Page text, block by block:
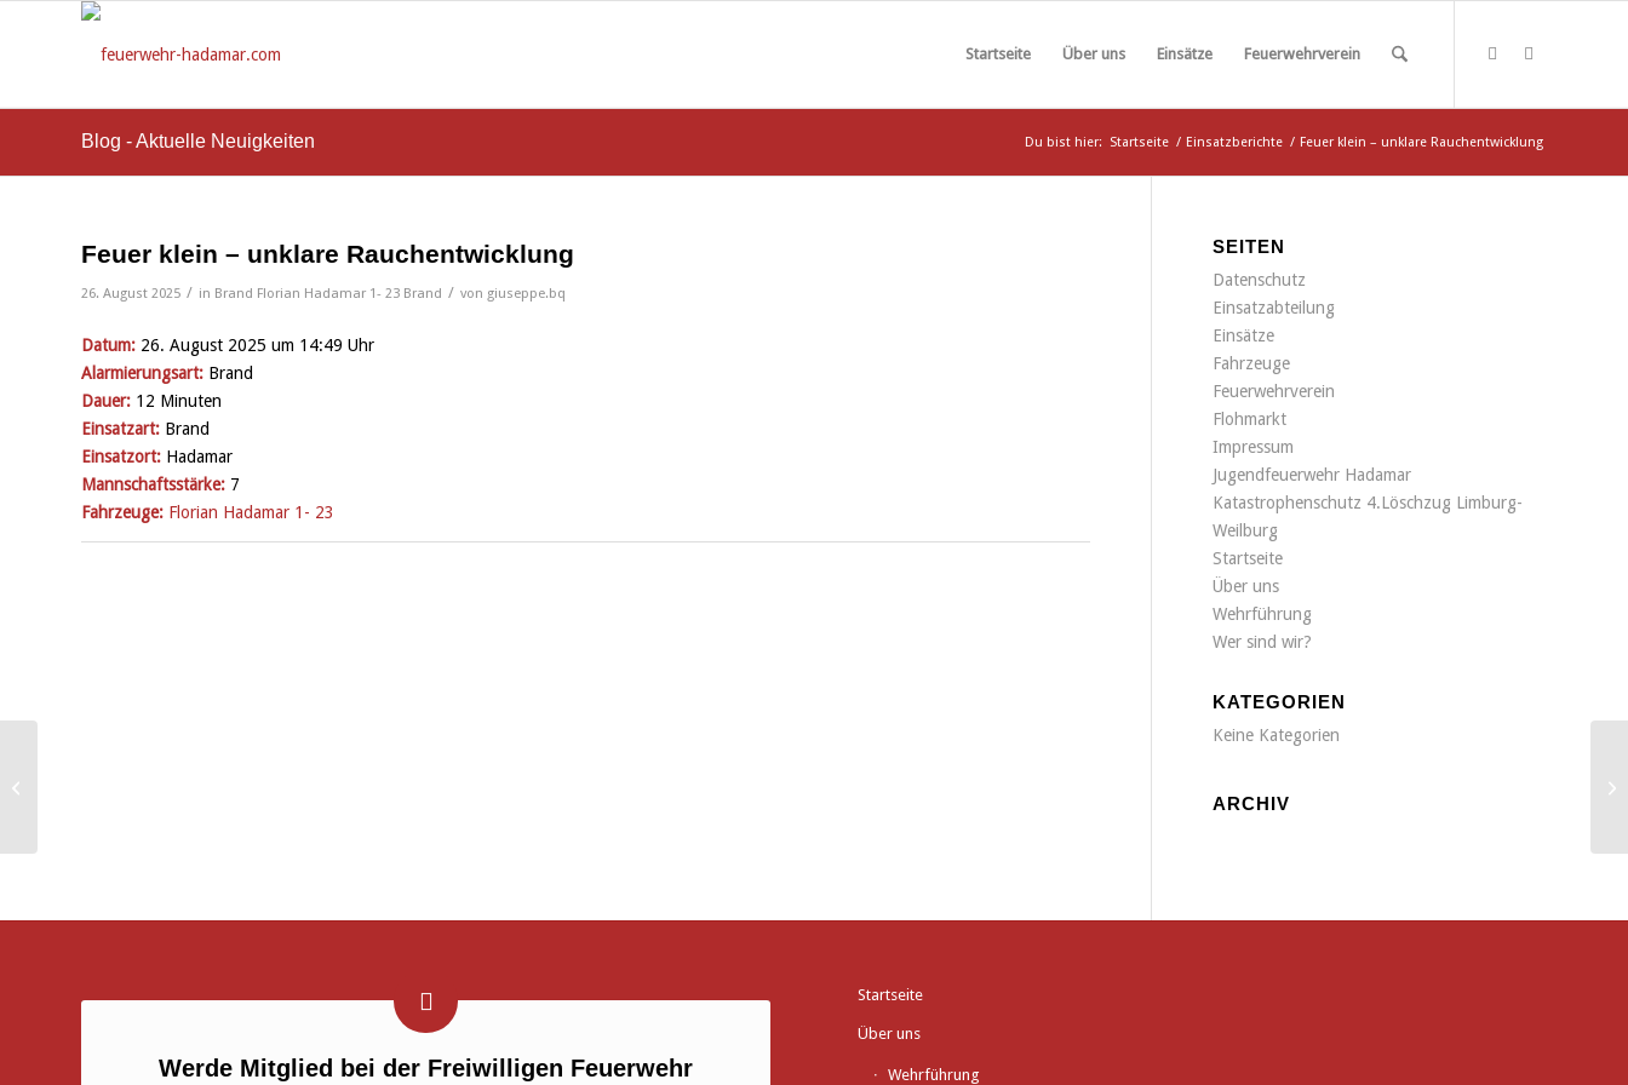
Startseite Über uns Einsätze Feuerwehrverein
Blog - Aktuelle Neuigkeiten Du bist hier: Startseite / Einsatzberichte / Feuer klein – unklare Rauchentwicklung
Feuer klein – unklare Rauchentwicklung
26. August 2025 / in Brand Florian Hadamar 1- 23 Brand / von giuseppe.bq
Datum: 26. August 2025 um 14:49 Uhr
Alarmierungsart: Brand
Dauer: 12 Minuten
Einsatzart: Brand
Einsatzort: Hadamar
Mannschaftsstärke: 7
Fahrzeuge: Florian Hadamar 1- 23
SEITEN
Datenschutz
Einsatzabteilung
Einsätze
Fahrzeuge
Feuerwehrverein
Flohmarkt
Impressum
Jugendfeuerwehr Hadamar
Katastrophenschutz 4.Löschzug Limburg-
Weilburg
Startseite
Über uns
Wehrführung
Wer sind wir?
KATEGORIEN
Keine Kategorien
ARCHIV
Werde Mitglied bei der Freiwilligen Feuerwehr
Startseite
Über uns
Wehrführung